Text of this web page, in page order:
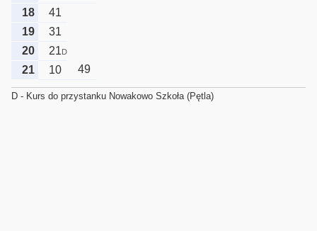
18
41
19
31
20
21D
21 10 49
D - Kurs do przystanku Nowakowo Szkoła (Pętla)